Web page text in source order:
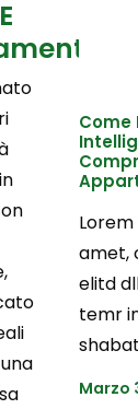
Come
amet,
elitd
temr
Marzo